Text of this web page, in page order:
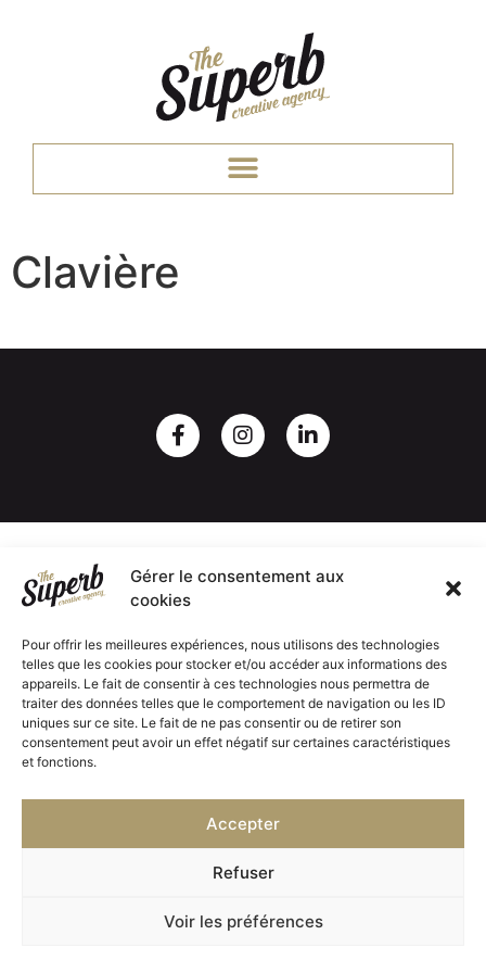
Gérer le consentement aux
cookies
Pour offrir les meilleures expériences, nous utilisons des technologies
telles que les cookies pour stocker et/ou accéder aux informations des
appareils. Le fait de consentir à ces technologies nous permettra de
traiter des données telles que le comportement de navigation ou les ID
uniques sur ce site. Le fait de ne pas consentir ou de retirer son
consentement peut avoir un effet négatif sur certaines caractéristiques
et fonctions.
Accepter
Refuser
Voir les préférences
Clavière